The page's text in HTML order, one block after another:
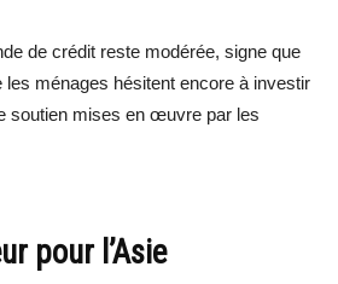
de crédit reste modérée, signe que
ménages hésitent encore à investir
soutien mises en œuvre par les
pour l’Asie